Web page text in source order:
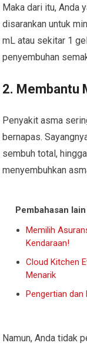
Maka dari itu, Anda
disarankan untuk
mL atau sekitar 1
penyembuhan
2. Membantu
Penyakit asma
bernapas.
sembuh total,
menyembuhkan
Pembahasan
Memilih
Kendaraan!
Cloud Kitchen
Menarik
Pengertian dan
Namun, Anda tidak